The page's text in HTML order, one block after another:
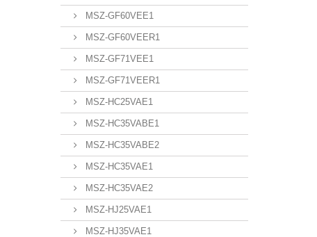
MSZ-GF60VEE1
MSZ-GF60VEER1
MSZ-GF71VEE1
MSZ-GF71VEER1
MSZ-HC25VAE1
MSZ-HC35VABE1
MSZ-HC35VABE2
MSZ-HC35VAE1
MSZ-HC35VAE2
MSZ-HJ25VAE1
MSZ-HJ35VAE1